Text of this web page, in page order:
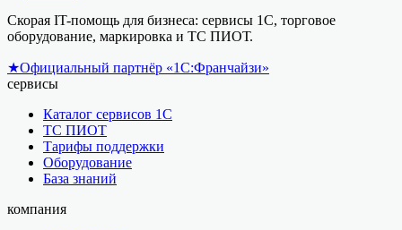
Скорая IT-помощь для бизнеса: сервисы 1С, торговое
оборудование, маркировка и ТС ПИОТ.
★Официальный партнёр «1С:Франчайзи»
сервисы
Каталог сервисов 1С
ТС ПИОТ
Тарифы поддержки
Оборудование
База знаний
компания